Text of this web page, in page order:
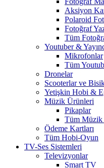
Aksiyon
Polaroid
Fotoğraf
Tüm
Youtuber &
Mikrofonlar
Tüm
Dronelar
Scooterlar ve
Yetişkin Hobi &
Müzik Ürünleri
Pikaplar
Tüm Müzik
Ödeme Kartları
Tüm Hobi-Oyun
TV-Ses Sistemleri
Televizyonlar
Smart TV